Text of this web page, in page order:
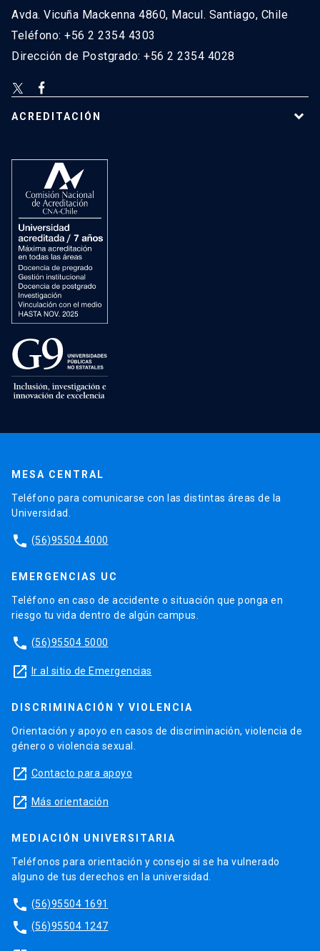
Avda. Vicuña Mackenna 4860, Macul. Santiago, Chile
Teléfono: +56 2 2354 4303
Dirección de Postgrado: +56 2 2354 4028
ACREDITACIÓN
MESA CENTRAL
Teléfono para comunicarse con las distintas áreas de la
Universidad.
phone (56)95504 4000
EMERGENCIAS UC
Teléfono en caso de accidente o situación que ponga en
riesgo tu vida dentro de algún campus.
phone (56)95504 5000
launch Ir al sitio de Emergencias
DISCRIMINACIÓN Y VIOLENCIA
Orientación y apoyo en casos de discriminación, violencia de
género o violencia sexual.
launch Contacto para apoyo
launch Más orientación
MEDIACIÓN UNIVERSITARIA
Teléfonos para orientación y consejo si se ha vulnerado
alguno de tus derechos en la universidad.
phone (56)95504 1691
phone (56)95504 1247